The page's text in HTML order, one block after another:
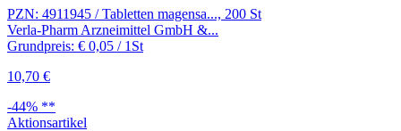
PZN: 4911945 / Tabletten magensa..., 200 St
Verla-Pharm Arzneimittel GmbH &...
Grundpreis: € 0,05 / 1St
10,70 €
-44% **
Aktionsartikel